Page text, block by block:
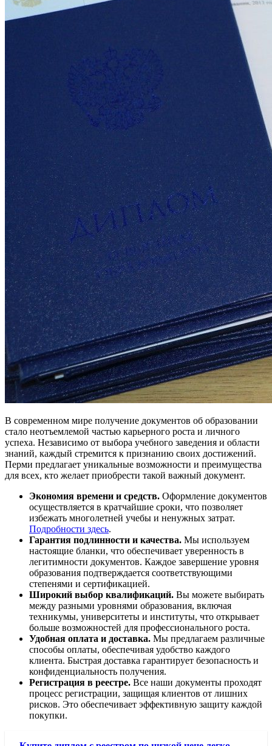
В современном мире получение документов об образовании
стало неотъемлемой частью карьерного роста и личного
успеха. Независимо от выбора учебного заведения и области
знаний, каждый стремится к признанию своих достижений.
Перми предлагает уникальные возможности и преимущества
для всех, кто желает приобрести такой важный документ.
Экономия времени и средств. Оформление документов
осуществляется в кратчайшие сроки, что позволяет
избежать многолетней учебы и ненужных затрат.
Подробности здесь.
Гарантия подлинности и качества. Мы используем
настоящие бланки, что обеспечивает уверенность в
легитимности документов. Каждое завершение уровня
образования подтверждается соответствующими
степенями и сертификацией.
Широкий выбор квалификаций. Вы можете выбирать
между разными уровнями образования, включая
техникумы, университеты и институты, что открывает
больше возможностей для профессионального роста.
Удобная оплата и доставка. Мы предлагаем различные
способы оплаты, обеспечивая удобство каждого
клиента. Быстрая доставка гарантирует безопасность и
конфиденциальность получения.
Регистрация в реестре. Все наши документы проходят
процесс регистрации, защищая клиентов от лишних
рисков. Это обеспечивает эффективную защиту каждой
покупки.